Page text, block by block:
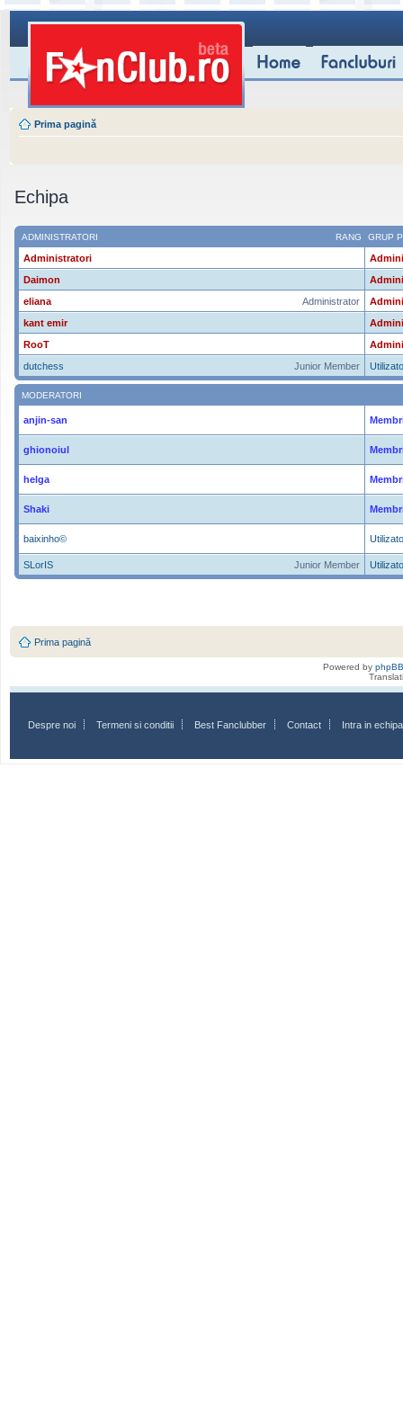
Prima pagină
Echipa
RANG
ADMINISTRATORI GRUP
Administratori
Daimon
Administrator
eliana
kant emir
RooT
Junior Member
dutchess
MODERATORI
anjin-san
ghionoiul
helga
Shaki
baixinho©
Junior Member
SLorIS
Prima pagină
Powered by phpBB
Despre noi Termeni si conditii Best Fanclubber Contact Intra in